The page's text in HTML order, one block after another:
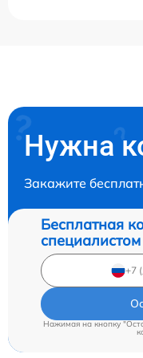
Нужна
Закажите
Бесплатная
специалистом
Нажимая на кнопку